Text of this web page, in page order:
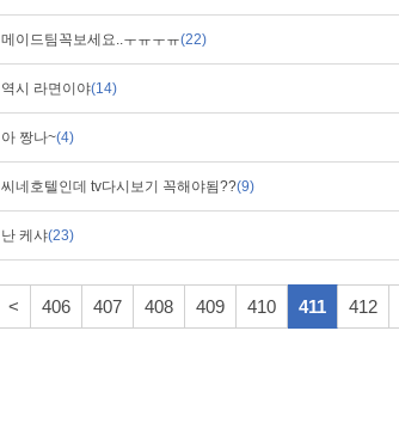
메이드팀꼭보세요..ㅜㅠㅜㅠ(22)
역시 라면이야(14)
아 짱나~(4)
씨네호텔인데 tv다시보기 꼭해야됨??(9)
난 케샤(23)
< 406 407 408 409 410 411 412